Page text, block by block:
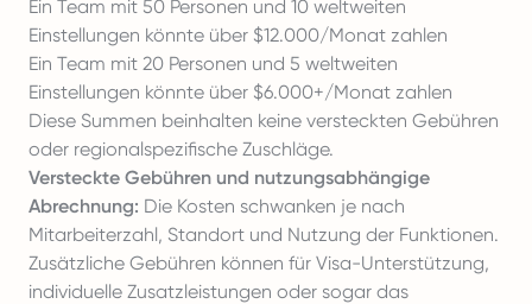
Ein Team mit 50 Personen und 10 weltweiten
Einstellungen könnte über $12.000/Monat zahlen
Ein Team mit 20 Personen und 5 weltweiten
Einstellungen könnte über $6.000+/Monat zahlen
Diese Summen beinhalten keine versteckten Gebühren
oder regionalspezifische Zuschläge.
Versteckte Gebühren und nutzungsabhängige
Abrechnung: Die Kosten schwanken je nach
Mitarbeiterzahl, Standort und Nutzung der Funktionen.
Zusätzliche Gebühren können für Visa-Unterstützung,
individuelle Zusatzleistungen oder sogar das